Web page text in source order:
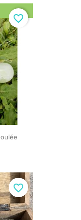
favorite_border
favorite_border